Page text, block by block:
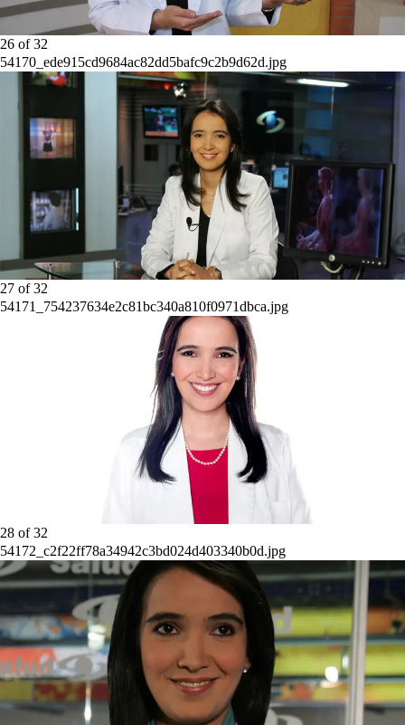
26 of32
54170_ede915cd9684ac82dd5bafc9c2b9d62d.jpg
27 of32
54171_754237634e2c81bc340a810f0971dbca.jpg
28 of32
54172_c2f22ff78a34942c3bd024d403340b0d.jpg